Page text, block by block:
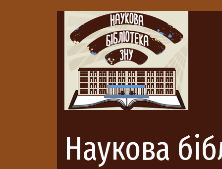
Наукова